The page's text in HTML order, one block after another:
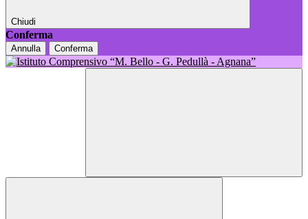
Chiudi
Conferma
Annulla Conferma